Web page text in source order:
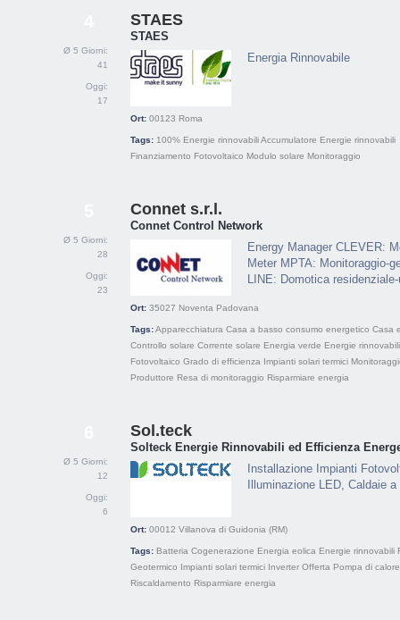
Ø 5 Giorni:
41
Oggi:
17
STAES
STAES
Energia Rinnovabile
Ort: 00123 Roma
Tags: 100% Energie rinnovabiliAccumulatore Energie rinnovabili
Finanziamento Fotovoltaico Modulo solare Monitoraggio
Ø 5 Giorni:
28
Oggi:
23
Connet s.r.l.
Connet Control Network
Energy Manager CLEVER:
Meter MPTA: Monitoraggio-
LINE: Domotica
Ort: 35027 Noventa Padovana
Tags:Apparecchiatura Casa a basso consumo energetico Casa
Controllo solare Corrente solare Energia verde Energie rinnovabili
Fotovoltaico Grado di efficienza Impianti solari termici
Produttore Resa di monitoraggio Risparmiare energia
Ø 5 Giorni:
12
Oggi:
6
Sol.teck
Solteck Energie Rinnovabili ed Efficienza
Installazione Impianti
Illuminazione LED, Caldaie
Ort: 00012 Villanova di Guidonia (RM)
Tags: Batteria Cogenerazione Energia eolica Energie rinnovabili
Geotermico Impianti solari termici Inverter Offerta Pompa di calore
Riscaldamento Risparmiare energia